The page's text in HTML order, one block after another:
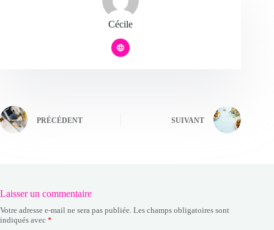
Cécile
PRÉCÉDENT SUIVANT
Laisser un commentaire
Votre adresse e-mail ne sera pas publiée. Les champs obligatoires sont
indiqués avec *